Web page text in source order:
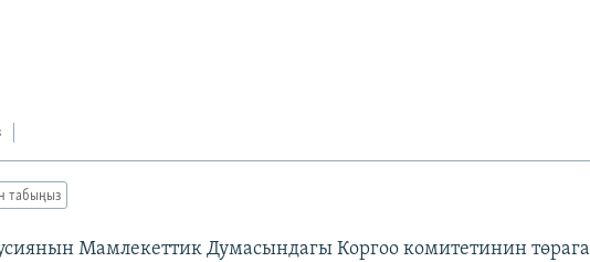
табыңыз
Мамлекеттик Думасындагы Коргоо комитетинин төрага